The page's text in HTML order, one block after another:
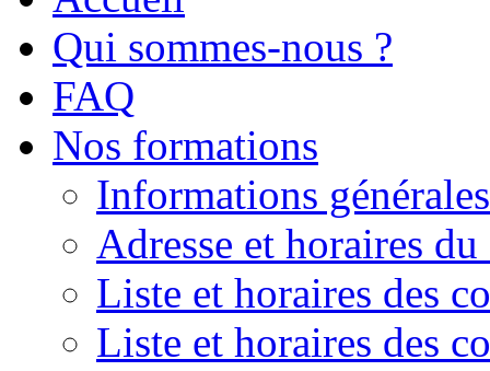
Qui sommes-nous ?
FAQ
Nos formations
Informations générales
Adresse et horaires du
Liste et horaires des
Liste et horaires des